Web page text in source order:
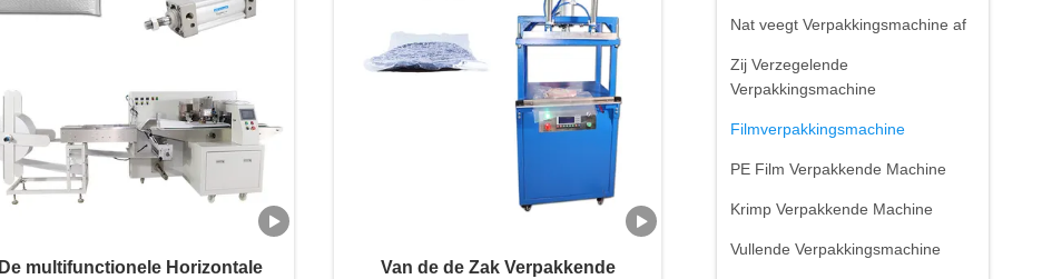
Nat veegt Verpakkingsmachine af
Zij Verzegelende
Verpakkingsmachine
Filmverpakkingsmachine
PE Film Verpakkende Machine
Krimp Verpakkende Machine
Vullende Verpakkingsmachine
De multifunctionele Horizontale
Van de de Zak Verpakkende